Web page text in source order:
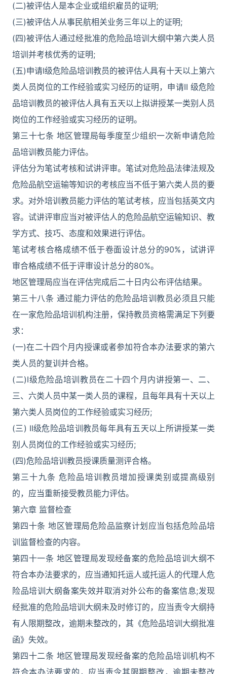
(二)被评估人是本企业或组织雇员的证明;
(三)被评估人从事民航相关业务三年以上的证明;
(四)被评估人通过经批准的危险品培训大纲中第六类人员
培训并考核优秀的证明;
(五)申请I级危险品培训教员的被评估人具有十天以上第六
类人员岗位的工作经验或实习经历的证明，申请II 级危险
品培训教员的被评估人具有五天以上拟讲授某一类别人员
岗位的工作经验或实习经历的证明。
第三十七条 地区管理局每季度至少组织一次新申请危险
品培训教员能力评估。
评估分为笔试考核和试讲评审。笔试对危险品法律法规及
危险品航空运输等知识的考核应当不低于第六类人员的要
求。对外培训教员能力评估的笔试考核，应当包括英文内
容。试讲评审应当对被评估人的危险品航空运输知识、教
学方式、技巧、态度和效果进行评估。
笔试考核合格成绩不低于卷面设计总分的90%，试讲评
审合格成绩不低于评审设计总分的80%。
地区管理局应当在评估完成后二十日内公布评估结果。
第三十八条 通过能力评估的危险品培训教员必须且只能
在一家危险品培训机构注册，保持教员资格需满足下列要
求：
(一)在二十四个月内授课或者参加符合本办法要求的第六
类人员的复训并合格。
(二)I级危险品培训教员在二十四个月内讲授第一、二、
三、六类人员中某一类人员的课程，且每年具有十天以上
第六类人员岗位的工作经验或实习经历;
(三) II级危险品培训教员每年具有五天以上所讲授某一类
别人员岗位的工作经验或实习经历;
(四)危险品培训教员授课质量测评合格。
第三十九条 危险品培训教员增加授课类别或提高级别
的，应当重新接受教员能力评估。
第六章 监督检查
第四十条 地区管理局危险品监察计划应当包括危险品培
训监督检查的内容。
第四十一条 地区管理局发现经备案的危险品培训大纲不
符合本办法要求的，应当通知托运人或托运人的代理人危
险品培训大纲备案失效并取消对外公布的备案信息;发现
经批准的危险品培训大纲未及时修订的，应当责令大纲持
有人限期整改，逾期未整改的，其《危险品培训大纲批准
函》失效。
第四十二条 地区管理局发现经备案的危险品培训机构不
符合本办法要求的，应当责令其限期整改，逾期未整改